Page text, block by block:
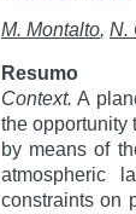
M. Montalto, N.
Resumo
Context. A
the opportunity
by means of
atmospheric
constraints on